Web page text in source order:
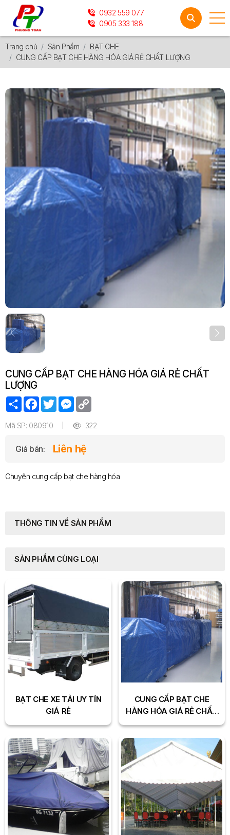
0932 559 077
0905 333 188
Trang chủ Sản Phẩm
BẠT CHE
CUNG CẤP BẠT CHE HÀNG HÓA GIÁ RẺ CHẤT LƯỢNG
CUNG CẤP BẠT CHE HÀNG HÓA GIÁ RẺ CHẤT
LƯỢNG
Share Facebook
TwitterMessenger
Mã SP: 080910
322
Giá bán: Liên hệ
Chuyên cung cấp bạt che hàng hóa
THÔNG TIN VỀ SẢN PHẨM
SẢN PHẨM CÙNG LOẠI
BẠT CHE XE TẢI UY TÍN
GIÁ RẺ
CUNG CẤP BẠT CHE
HÀNG HÓA GIÁ RẺ CHẤT